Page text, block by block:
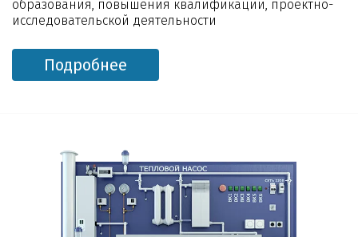
образования, повышения квалификации, проектно-
исследовательской деятельности
Подробнее